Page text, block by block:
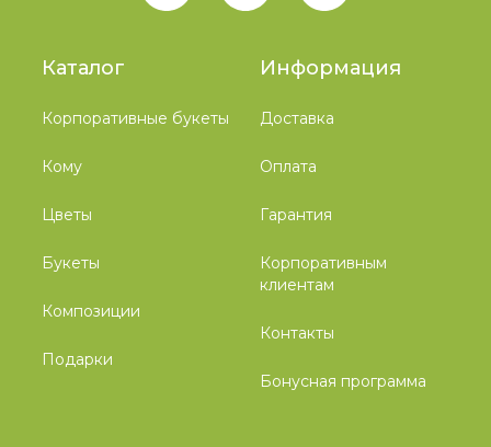
Каталог
Корпоративные букеты
Кому
Цветы
Букеты
Композиции
Подарки
Информация
Доставка
Оплата
Гарантия
Корпоративным
клиентам
Контакты
Бонусная программа